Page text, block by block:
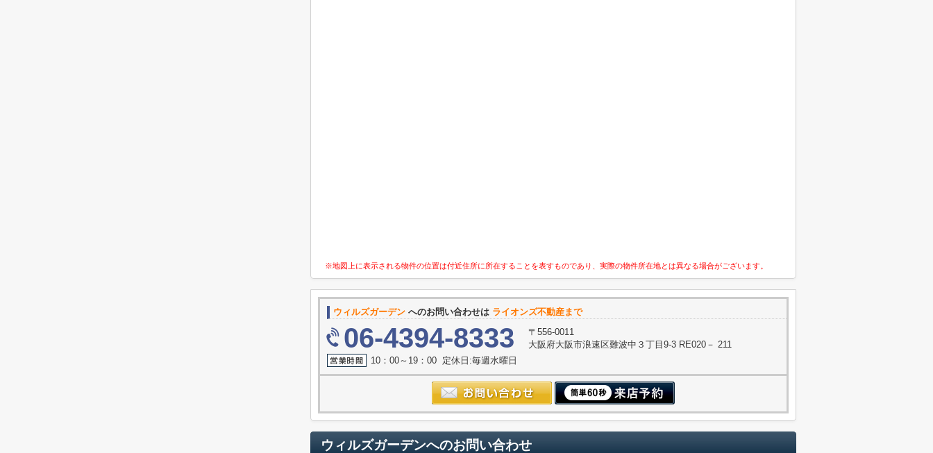
※地図上に表示される物件の位置は付近住所に所在することを表すものであり、実際の物件所在地とは異なる場合がございます。
ウィルズガーデン へのお問い合わせは ライオンズ不動産まで
06-4394-8333
〒556-0011
大阪府大阪市浪速区難波中３丁目9-3 RE020－ 211
10：00～19：00 定休日:毎週水曜日
ウィルズガーデンへのお問い合わせ